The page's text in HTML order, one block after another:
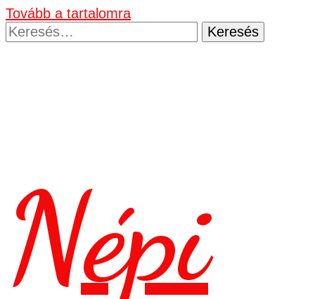
Tovább a tartalomra
Keresés:
Népi